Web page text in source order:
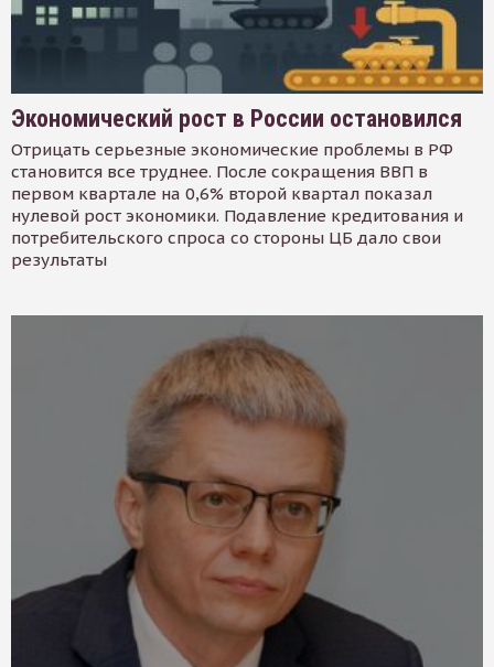
Экономический рост в России остановился
Отрицать серьезные экономические проблемы в РФ
становится все труднее. После сокращения ВВП в
первом квартале на 0,6% второй квартал показал
нулевой рост экономики. Подавление кредитования и
потребительского спроса со стороны ЦБ дало свои
результаты